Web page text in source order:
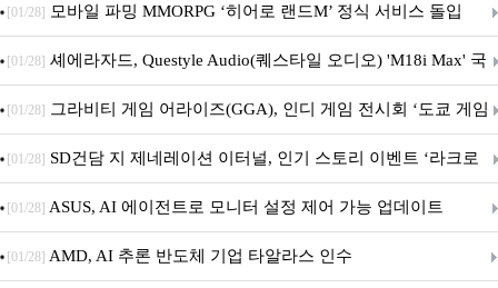
M.2 NVMe 디앤디컴 1TB
[01/28] 모바일 파밍 MMORPG ‘히어로 랜드M’ 정식 서비스 돌입
[01/28] 셰에라자드, Questyle Audio(퀘스타일 오디오) 'M18i Max' 국
내 정식 출시
[01/28] 그라비티 게임 어라이즈(GGA), 인디 게임 전시회 ‘도쿄 게임
던전 13’ 참가!
[01/28] SD건담 지 제네레이션 이터널, 인기 스토리 이벤트 ‘라크로
아의 용사’ 재개최 및 풍성한 기념 이벤트 실시!
[01/28] ASUS, AI 에이전트로 모니터 설정 제어 가능 업데이트
[01/28] AMD, AI 추론 반도체 기업 타알라스 인수